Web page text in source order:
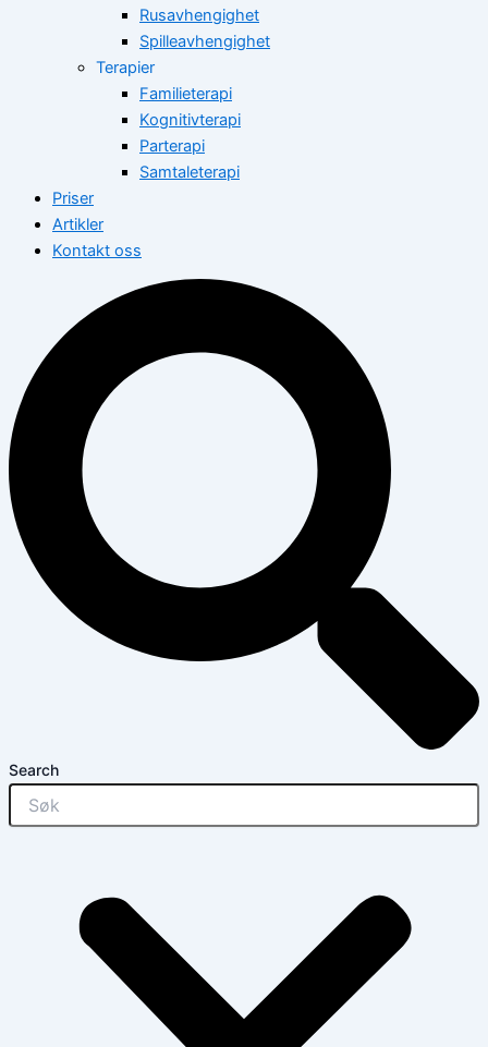
Rusavhengighet
Spilleavhengighet
Terapier
Familieterapi
Kognitivterapi
Parterapi
Samtaleterapi
Priser
Artikler
Kontakt oss
Search